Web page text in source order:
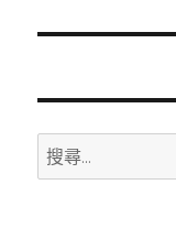
文
搜
尋